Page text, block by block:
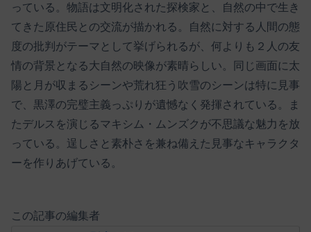
っている。物語は文明化された探検家と、自然の中で生き
てきた原住民との交流が描かれる。自然に対する人間の態
度の批判がテーマとして挙げられるが、何よりも２人の友
情の背景となる大自然の映像が素晴らしい。同じ画面に太
陽と月が収まるシーンや荒れ狂う吹雪のシーンは特に見事
で、黒澤の完璧主義っぷりが遺憾なく発揮されている。ま
たデルスを演じるマキシム・ムンズクが不思議な魅力を放
っている。逞しさと素朴さを兼ね備えた見事なキャラクタ
ーを作りあげている。
この記事の編集者